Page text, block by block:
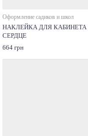
Оформление садиков и школ
НАКЛЕЙКА ДЛЯ
СЕРДЦЕ
664 грн